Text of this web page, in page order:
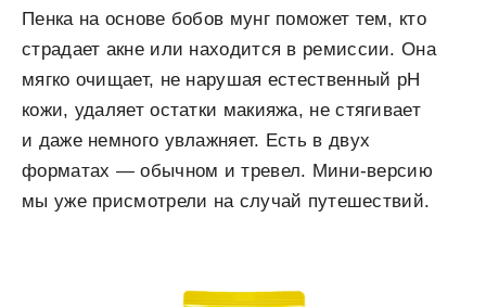
Пенка на основе бобов мунг поможет тем, кто
страдает акне или находится в ремиссии. Она
мягко очищает, не нарушая естественный pH
кожи, удаляет остатки макияжа, не стягивает
и даже немного увлажняет. Есть в двух
форматах — обычном и тревел. Мини-версию
мы уже присмотрели на случай путешествий.